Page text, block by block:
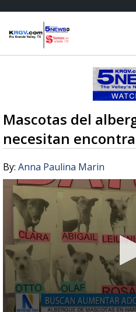
Mascotas del
necesitan
By: Anna Paulina Marin